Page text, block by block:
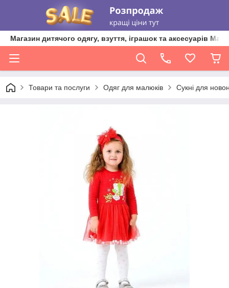
Магазин дитячого одягу, взуття, іграшок та аксесуарів
Товари та послуги Одяг для малюків Сукні для